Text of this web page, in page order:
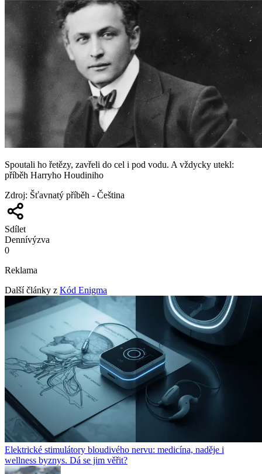
Spoutali ho řetězy, zavřeli do cel i pod vodu. A vždycky utekl:
příběh Harryho Houdiniho
Zdroj: Šťavnatý příběh - Čeština
Sdílet
Dennívýzva
0
Reklama
Další články z Kód Enigma
Elektrické stimulátory bloudivého nervu: medicína, naděje i
wellness byznys. Dá se jim věřit?